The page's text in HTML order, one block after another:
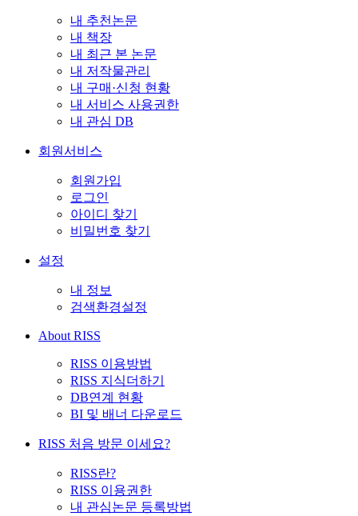
내 추천논문
내 책장
내 최근 본 논문
내 저작물관리
내 구매·신청 현황
내 서비스 사용권한
내 관심 DB
회원서비스
회원가입
로그인
아이디 찾기
비밀번호 찾기
설정
내 정보
검색환경설정
About RISS
RISS 이용방법
RISS 지식더하기
DB연계 현황
BI 및 배너 다운로드
RISS 처음 방문 이세요?
RISS란?
RISS 이용권한
내 관심논문 등록방법